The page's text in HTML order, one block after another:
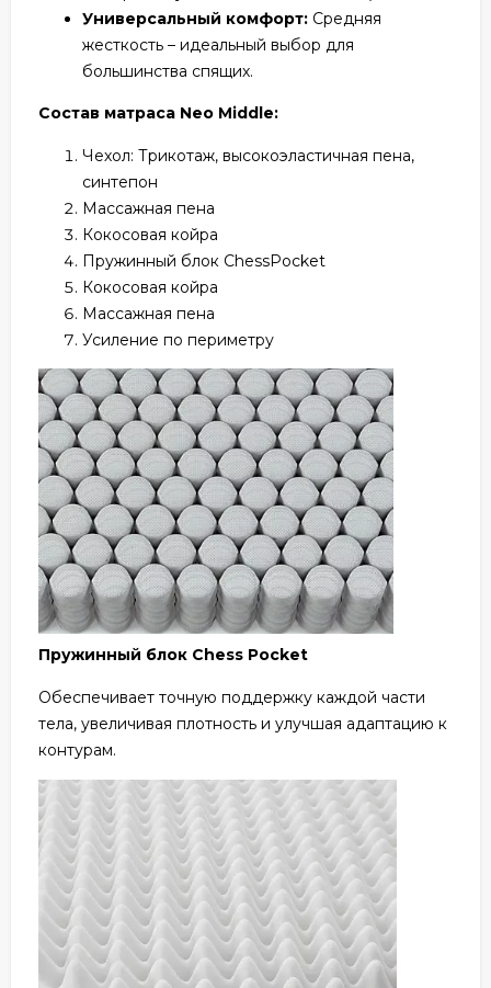
Универсальный комфорт: Средняя
жесткость – идеальный выбор для
большинства спящих.
Состав матраса Neo Middle:
Чехол: Трикотаж, высокоэластичная пена,
синтепон
Массажная пена
Кокосовая койра
Пружинный блок ChessPocket
Кокосовая койра
Массажная пена
Усиление по периметру
Пружинный блок Chess Pocket
Обеспечивает точную поддержку каждой части
тела, увеличивая плотность и улучшая адаптацию к
контурам.